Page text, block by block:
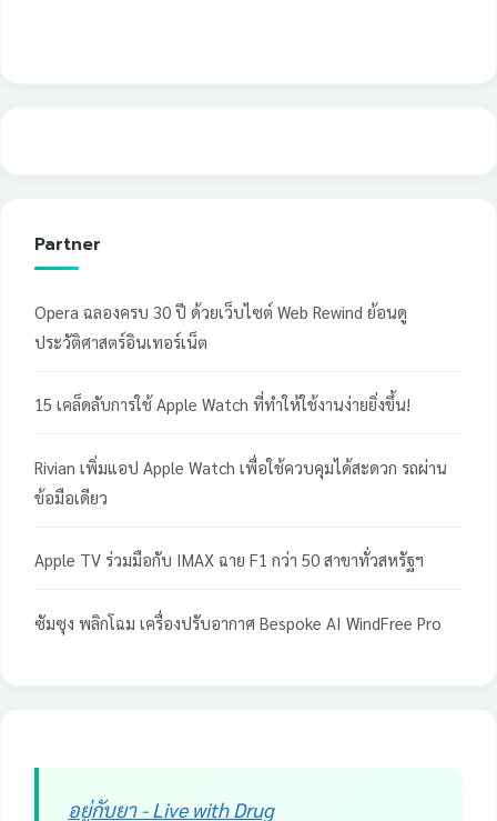
Partner
Opera ฉลองครบ 30 ปี ด้วยเว็บไซต์ Web Rewind ย้อนดู
ประวัติศาสตร์อินเทอร์เน็ต
15 เคล็ดลับการใช้ Apple Watch ที่ทำให้ใช้งานง่ายยิ่งขึ้น!
Rivian เพิ่มแอป Apple Watch เพื่อใช้ควบคุมได้สะดวก รถผ่าน
ข้อมือเดียว
Apple TV ร่วมมือกับ IMAX ฉาย F1 กว่า 50 สาขาทั่วสหรัฐฯ
ซัมซุง พลิกโฉม เครื่องปรับอากาศ Bespoke AI WindFree Pro
อยู่กับยา - Live with Drug